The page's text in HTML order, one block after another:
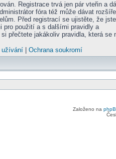
Registrace trvá jen pár vteřin a
fóra též může dávat
Před registrací se ujistěte, že
pro použití a s dalšími pravidly a
přečtete jakákoliv pravidla, která se
užívání| Ochrana soukromí
Založeno na